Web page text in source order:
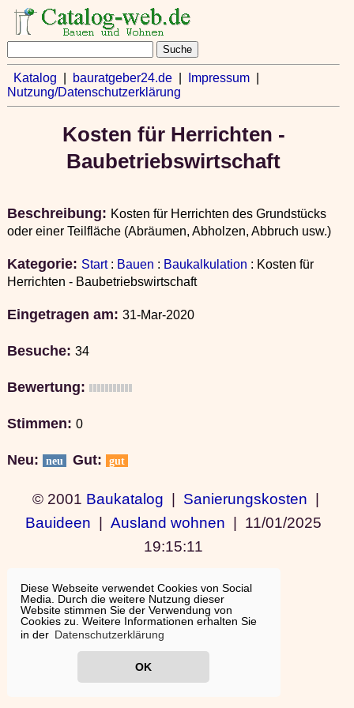
Diese Webseite verwendet Cookies von Social
Media. Durch die weitere Nutzung dieser
Website stimmen Sie der Verwendung von
Cookies zu. Weitere Informationen erhalten Sie
in der Datenschutzerklärung
OK
Katalog bauratgeber24.de| Impressum|
Nutzung/Datenschutzerklärung
Kosten für Herrichten -
Baubetriebswirtschaft
Beschreibung: Kosten für Herrichten des Grundstücks
oder einer Teilfläche (Abräumen, Abholzen, Abbruch usw.)
Kategorie: Start: Bauen : Baukalkulation : Kosten für
Herrichten - Baubetriebswirtschaft
Eingetragen am: 31-Mar-2020
Besuche: 34
Bewertung:
Stimmen: 0
Neu: neu Gut: gut
© 2001 Baukatalog | Sanierungskosten |
Bauideen | Ausland wohnen | 11/01/2025
19:15:11